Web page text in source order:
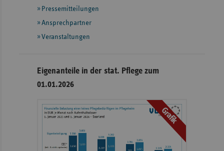
Pressemitteilungen
Ansprechpartner
Veranstaltungen
Eigenanteile in der stat. Pflege zum
01.01.2026
Grafik